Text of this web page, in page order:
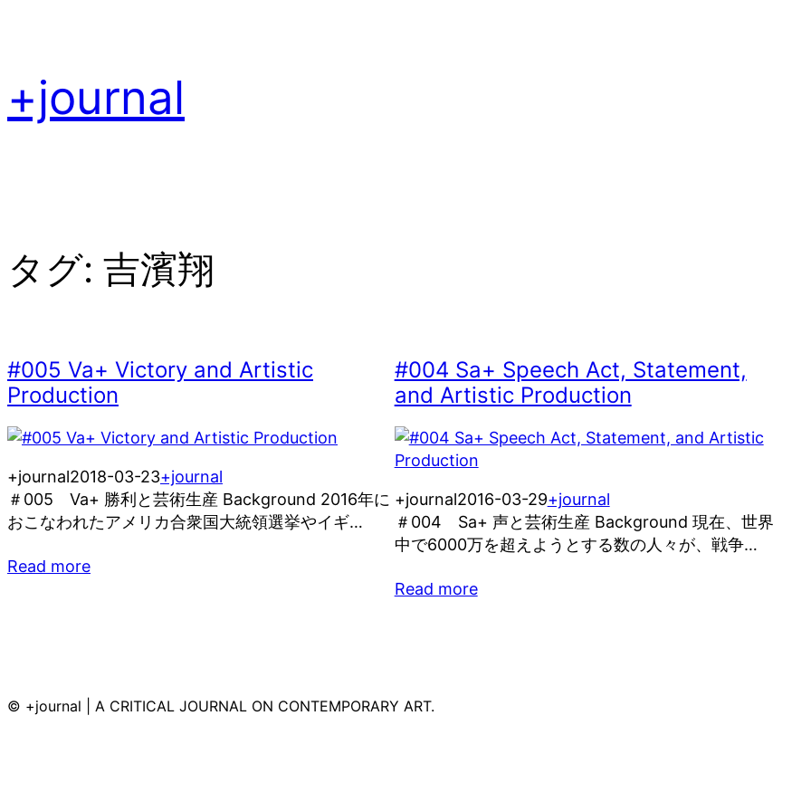
ス
キ
+journal
タグ: 吉濱翔
#005 Va+ Victory and Artistic
Production
+journal2018-03-23+journal
＃005 Va+ 勝利と芸術生産 Background 2016年に
おこなわれたアメリカ合衆国大統領選挙やイギ…
Read more
#004 Sa+ Speech Act, Statement,
and Artistic Production
+journal2016-03-29+journal
＃004 Sa+ 声と芸術生産 Background 現在、世界
中で6000万を超えようとする数の人々が、戦争…
Read more
© +journal | A CRITICAL JOURNAL ON CONTEMPORARY ART.